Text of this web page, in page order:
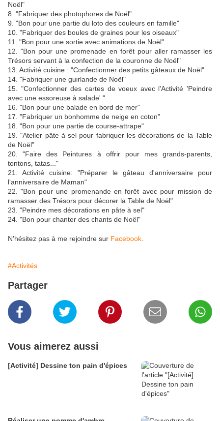
Noël"
8. "Fabriquer des photophores de Noël"
9. "Bon pour une partie du loto des couleurs en famille"
10. "Fabriquer des boules de graines pour les oiseaux"
11. "Bon pour une sortie avec animations de Noël"
12. "Bon pour une promenade en forêt pour aller ramasser les
Trésors servant à la confection de la couronne de Noël"
13. Activité cuisine : "Confectionner des petits gâteaux de Noël"
14. "Fabriquer une guirlande de Noël"
15. "Confectionner des cartes de voeux avec l'Activité 'Peindre
avec une essoreuse à salade' "
16. "Bon pour une balade en bord de mer"
17. "Fabriquer un bonhomme de neige en coton"
18. "Bon pour une partie de course-attrape"
19. "Atelier pâte à sel pour fabriquer les décorations de la Table
de Noël"
20. "Faire des Peintures à offrir pour mes grands-parents,
tontons, tatas..."
21. Activité cuisine: "Préparer le gâteau d'anniversaire pour
l'anniversaire de Maman"
22. "Bon pour une promenande en forêt avec pour mission de
ramasser des Trésors pour décorer la Table de Noël"
23. "Peindre mes décorations en pâte à sel"
24. "Bon pour chanter des chants de Noël"
N'hésitez pas à me rejoindre sur Facebook
#Activités
Partager
Vous aimerez aussi
[Activité] Dessine ton pain d'épices